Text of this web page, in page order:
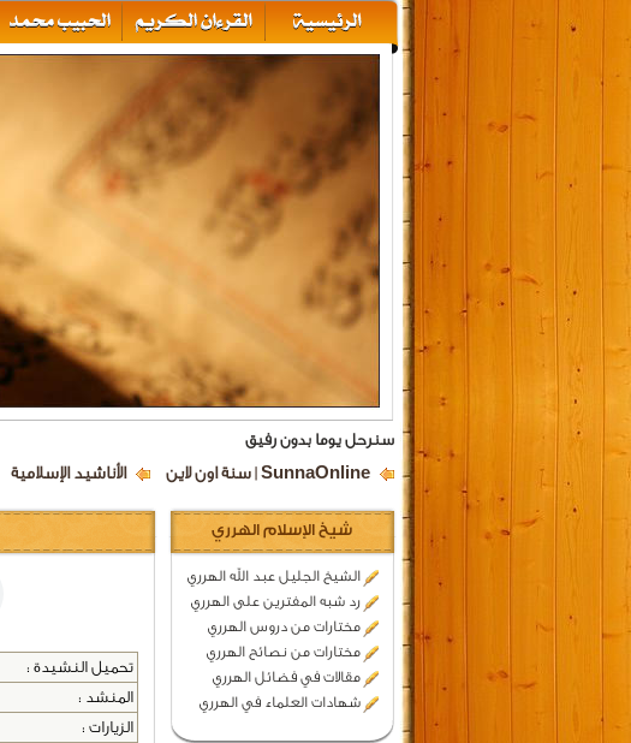
سنرحل يوما بدون رفيق
SunnaOnline | سنة اون لاين الأناشيد الإسلامية
شيخ الإسلام الهرري
الشيخ الجليل عبد الله الهرري
رد شبه المفترين على الهرري
مختارات من دروس الهرري
مختارات من نصائح الهرري
مقالات في فضائل الهرري
شهادات العلماء في الهرري
تحميل النشيدة :
المنشد :
الزيارات :